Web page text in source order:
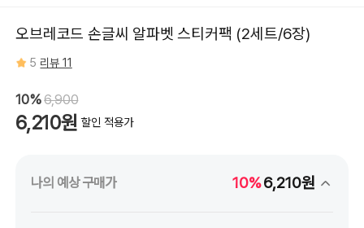
오브레코드 손글씨 알파벳 스티커팩 (2세트/6장)
5 리뷰 11
10%6,900
6,210원 할인 적용가
나의 예상 구매가 10%6,210원